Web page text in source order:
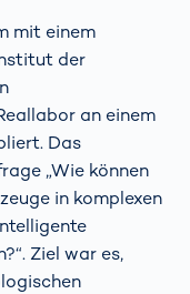
mit einem
der
an einem
Das
„Wie können
in komplexen
Ziel war es,